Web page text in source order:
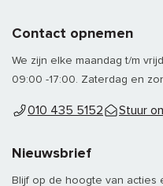
Contact opnemen
We zijn elke maandag t/m
09:00 -17:00. Zaterdag en
010 435 5152 Stuur
Nieuwsbrief
Blijf op de hoogte van acties